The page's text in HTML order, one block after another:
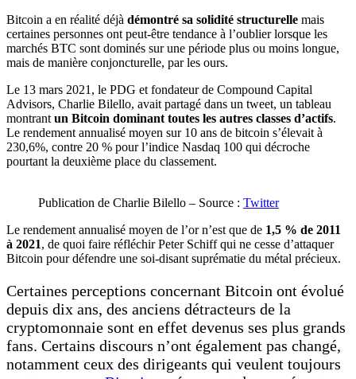
Bitcoin a en réalité déjà démontré sa solidité structurelle mais
certaines personnes ont peut-être tendance à l’oublier lorsque les
marchés BTC sont dominés sur une période plus ou moins longue,
mais de manière conjoncturelle, par les ours.
Le 13 mars 2021, le PDG et fondateur de Compound Capital
Advisors, Charlie Bilello, avait partagé dans un tweet, un tableau
montrant un Bitcoin dominant toutes les autres classes d’actifs.
Le rendement annualisé moyen sur 10 ans de bitcoin s’élevait à
230,6%, contre 20 % pour l’indice Nasdaq 100 qui décroche
pourtant la deuxième place du classement.
Publication de Charlie Bilello – Source : Twitter
Le rendement annualisé moyen de l’or n’est que de 1,5 % de 2011
à 2021, de quoi faire réfléchir Peter Schiff qui ne cesse d’attaquer
Bitcoin pour défendre une soi-disant suprématie du métal précieux.
Certaines perceptions concernant Bitcoin ont évolué
depuis dix ans, des anciens détracteurs de la
cryptomonnaie sont en effet devenus ses plus grands
fans. Certains discours n’ont également pas changé,
notamment ceux des dirigeants qui veulent toujours